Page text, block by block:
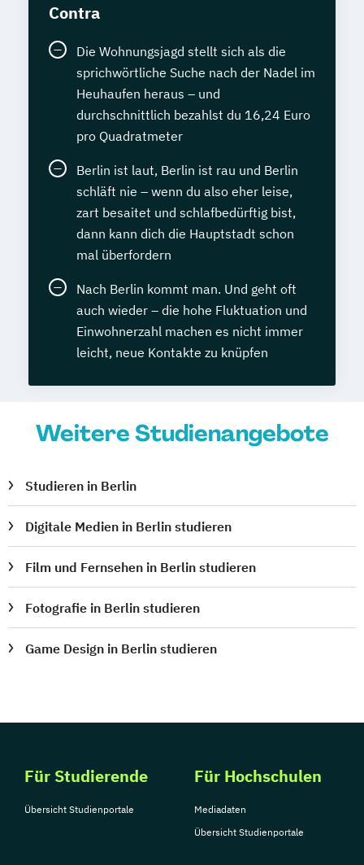
Contra
Die Wohnungsjagd stellt sich als die
sprichwörtliche Suche nach der Nadel im
Heuhaufen heraus – und
durchschnittlich bezahlst du 16,24 Euro
pro Quadratmeter
Berlin ist laut, Berlin ist rau und Berlin
schläft nie – wenn du also eher leise,
zart besaitet und schlafbedürftig bist,
dann kann dich die Hauptstadt schon
mal überfordern
Nach Berlin kommt man. Und geht oft
auch wieder – die hohe Fluktuation und
Einwohnerzahl machen es nicht immer
leicht, neue Kontakte zu knüpfen
Weitere Studienangebote
Studieren in Berlin
Digitale Medien in Berlin studieren
Film und Fernsehen in Berlin studieren
Fotografie in Berlin studieren
Game Design in Berlin studieren
Für Studierende
Übersicht Studienportale
Für Hochschulen
Mediadaten
Übersicht Studienportale